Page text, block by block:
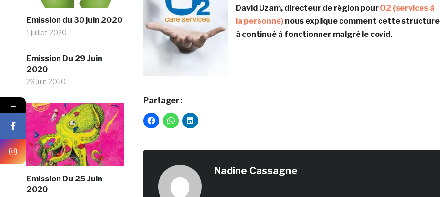
Emission du 30 juin 2020
1 juillet 2020
Emission Du 29 Juin
2020
29 juin 2020
Emission Du 25 Juin
2020
diminuer
le
David Uzam, directeur de région pour O2 (services à
la personne)nous explique comment cette structure
à continué à fonctionner malgré le covid.
Partager :
Nadine Cassagne
←